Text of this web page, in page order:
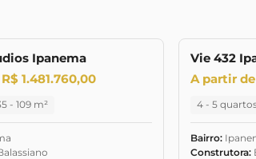
LANÇAMENTO
Ipanema
1.481.760,00
- 109 m²
Vie 432
A partir
4 - 5
Bairro:
Construtora: